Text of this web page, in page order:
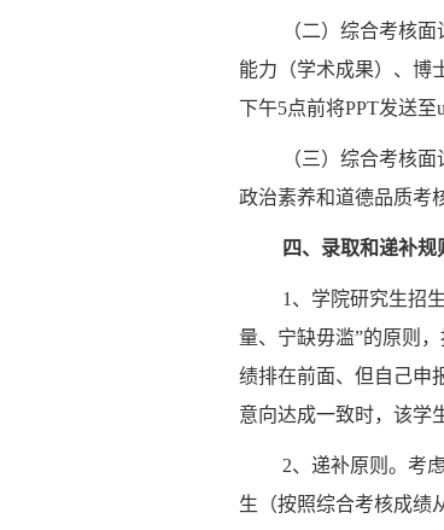
（二）综合考核
能力（学术成果）、博
下午5点前将PPT发送至
（三）综合考核
政治素养和道德品质考
四、录取和递补规
1、学院研究生招
量、宁缺毋滥”的原则
绩排在前面、但自己申
意向达成一致时，该学
2、递补原则。考
生（按照综合考核成绩